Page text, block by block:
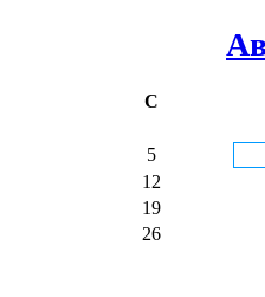
С
5
12
19
26